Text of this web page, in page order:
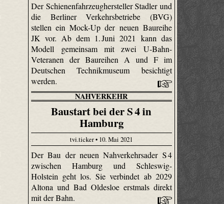
Der Schienenfahrzeughersteller Stadler und
die Berliner Verkehrsbetriebe (BVG)
stellen ein Mock-Up der neuen Baureihe
JK vor. Ab dem 1. Juni 2021 kann das
Modell gemeinsam mit zwei U-Bahn-
Veteranen der Baureihen A und F im
Deutschen Technikmuseum besichtigt
werden.
NAHVERKEHR
Baustart bei der S 4 in
Hamburg
tvi.ticker • 10. Mai 2021
Der Bau der neuen Nahverkehrsader S 4
zwischen Hamburg und Schleswig-
Holstein geht los. Sie verbindet ab 2029
Altona und Bad Oldesloe erstmals direkt
mit der Bahn.